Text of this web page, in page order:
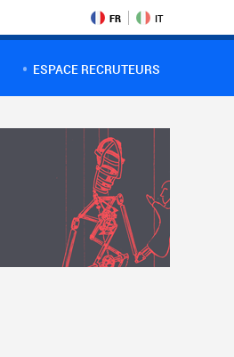
FR IT
ESPACE RECRUTEURS